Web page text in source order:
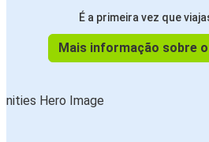
É a primeira vez que
Mais informação sobre